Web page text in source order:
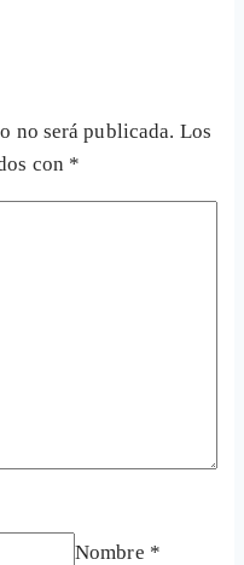
no será publicada. Los
con *
Nombre *